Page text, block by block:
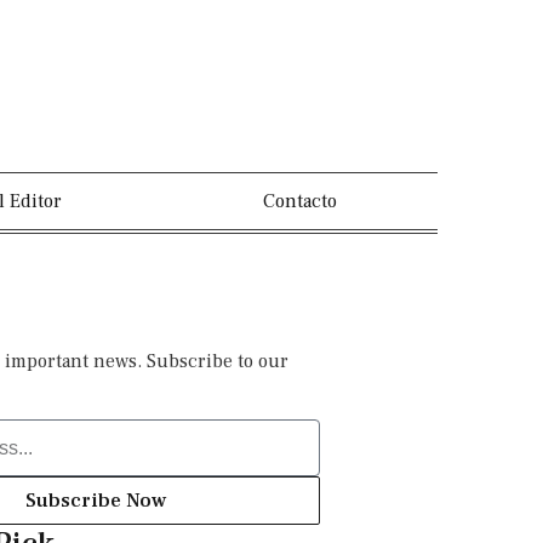
Editor Contacto
important news. Subscribe to our
Subscribe Now